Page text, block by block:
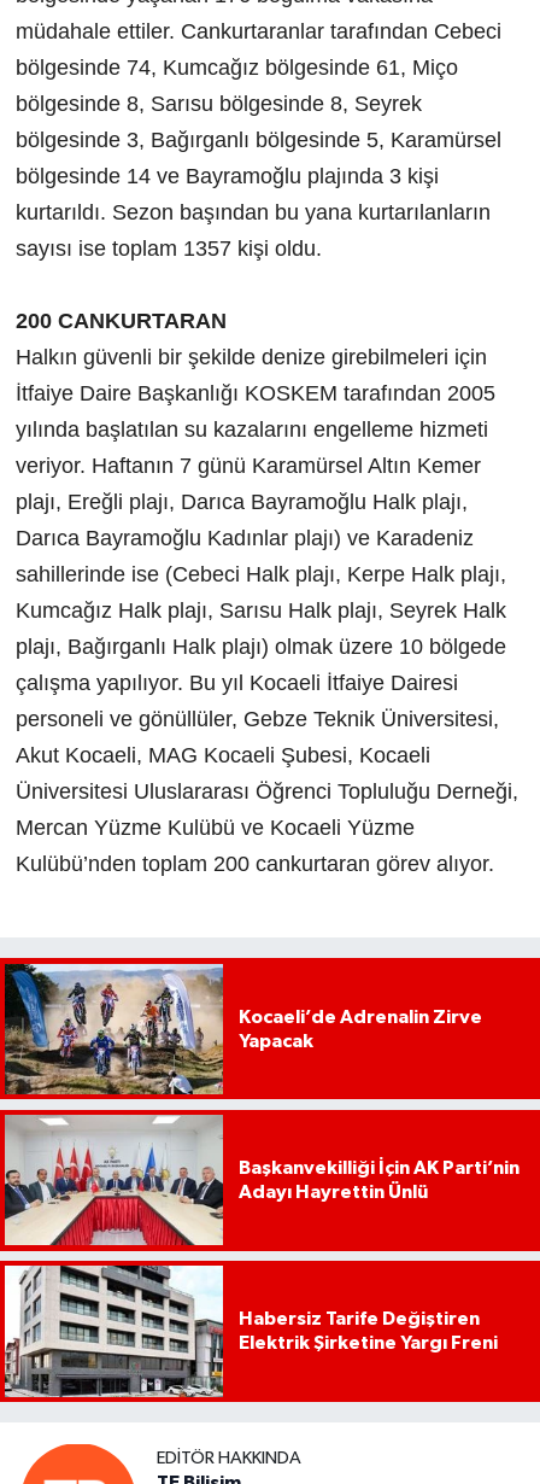
müdahale ettiler. Cankurtaranlar tarafından Cebeci
bölgesinde 74, Kumcağız bölgesinde 61, Miço
bölgesinde 8, Sarısu bölgesinde 8, Seyrek
bölgesinde 3, Bağırganlı bölgesinde 5, Karamürsel
bölgesinde 14 ve Bayramoğlu plajında 3 kişi
kurtarıldı. Sezon başından bu yana kurtarılanların
sayısı ise toplam 1357 kişi oldu.
200 CANKURTARAN
Halkın güvenli bir şekilde denize girebilmeleri için
İtfaiye Daire Başkanlığı KOSKEM tarafından 2005
yılında başlatılan su kazalarını engelleme hizmeti
veriyor. Haftanın 7 günü Karamürsel Altın Kemer
plajı, Ereğli plajı, Darıca Bayramoğlu Halk plajı,
Darıca Bayramoğlu Kadınlar plajı) ve Karadeniz
sahillerinde ise (Cebeci Halk plajı, Kerpe Halk plajı,
Kumcağız Halk plajı, Sarısu Halk plajı, Seyrek Halk
plajı, Bağırganlı Halk plajı) olmak üzere 10 bölgede
çalışma yapılıyor. Bu yıl Kocaeli İtfaiye Dairesi
personeli ve gönüllüler, Gebze Teknik Üniversitesi,
Akut Kocaeli, MAG Kocaeli Şubesi, Kocaeli
Üniversitesi Uluslararası Öğrenci Topluluğu Derneği,
Mercan Yüzme Kulübü ve Kocaeli Yüzme
Kulübü’nden toplam 200 cankurtaran görev alıyor.
Kocaeli’de Adrenalin Zirve
Yapacak
Başkanvekilliği İçin AK Parti’nin
Adayı Hayrettin Ünlü
Habersiz Tarife Değiştiren
Elektrik Şirketine Yargı Freni
EDITÖR HAKKINDA